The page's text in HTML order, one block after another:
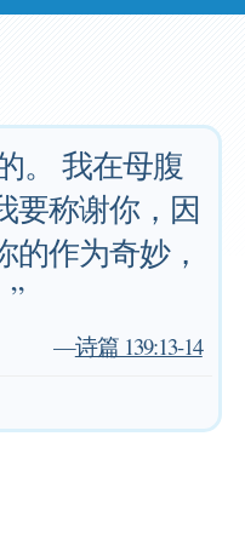
。 我在母腹
要称谢你，因
的作为奇妙，
”
—诗篇 139:13-14